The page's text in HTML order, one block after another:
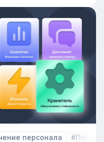
что собирать его
Однако с приходом
кадрового запаса
ресурса. Теперь это
компании, которая не
труда. В статье
формирование
современных
персонала